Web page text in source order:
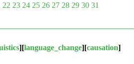
22 23 24 25 26 27 28 29 30 31
][language_change][causation]